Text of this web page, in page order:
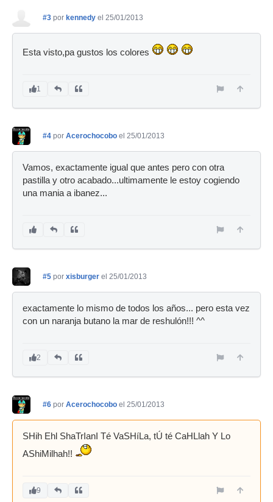
#3 por kennedy el 25/01/2013
Esta visto,pa gustos los colores
1
#4 por Acerochocobo el 25/01/2013
Vamos, exactamente igual que antes pero con otra
pastilla y otro acabado...ultimamente le estoy cogiendo
una mania a ibanez...
#5 por xisburger el 25/01/2013
exactamente lo mismo de todos los años... pero esta vez
con un naranja butano la mar de reshulón!!! ^^
2
#6 por Acerochocobo el 25/01/2013
SHih Ehl ShaTrIanI Té VaSHíLa, tÚ té CaHLlah Y Lo
AShiMilhah!!
9